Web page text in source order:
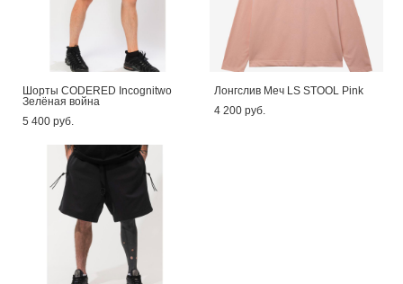
Шорты CODERED Incognitwo
Зелёная война
5 400 pуб.
Лонгслив Меч LS STOOL Pink
4 200 pуб.